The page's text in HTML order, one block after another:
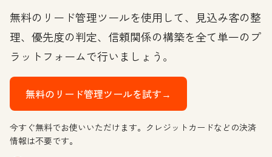
無料のリード管理ツールを使用して、見込み客の整
理、優先度の判定、信頼関係の構築を全て単一のプ
ラットフォームで行いましょう。
無料のリード管理ツールを試す→
今すぐ無料でお使いいただけます。クレジットカードなどの決済
情報は不要です。